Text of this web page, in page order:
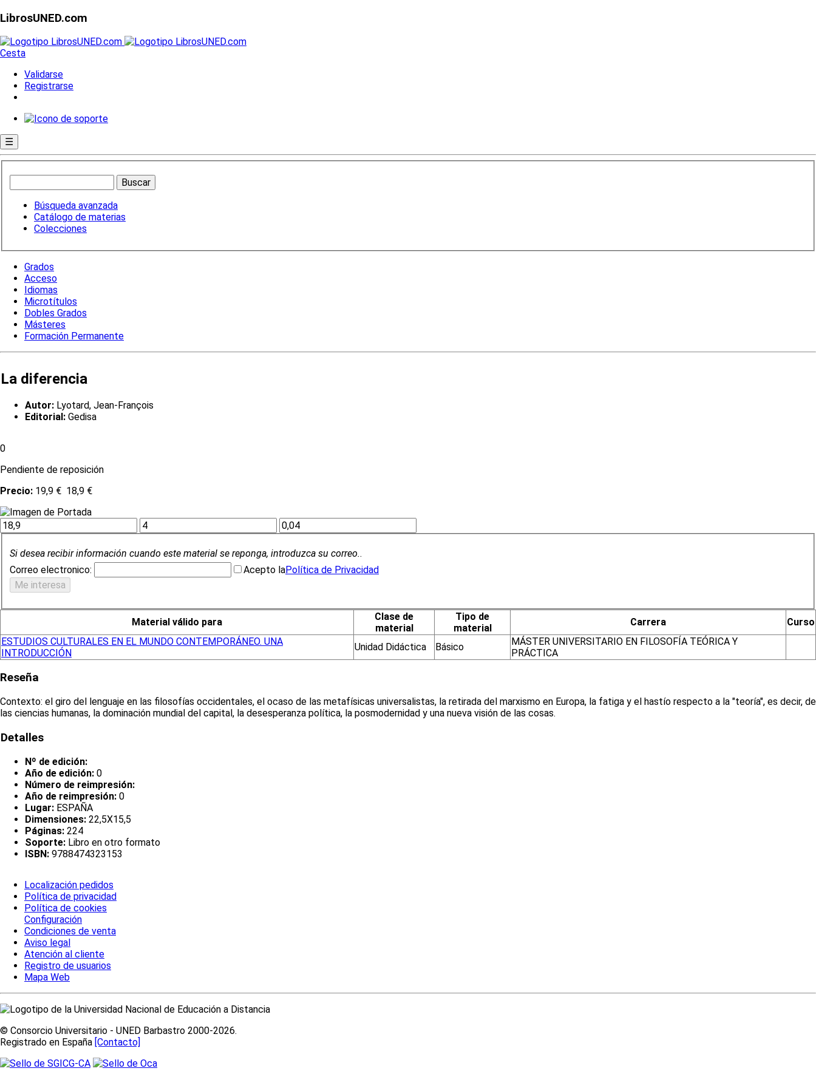
LibrosUNED.com
Cesta
Validarse
Registrarse
☰
Búsqueda avanzada
Catálogo de materias
Colecciones
Grados
Acceso
Idiomas
Microtítulos
Dobles Grados
Másteres
Formación Permanente
La diferencia
Autor: Lyotard, Jean-François
Editorial: Gedisa
0
Pendiente de reposición
Precio: 19,9 € 18,9 €
Si desea recibir información cuando este material se reponga, introduzca su correo..
Correo electronico:
Acepto laPolítica de Privacidad
Material válido para
Clase de
material
Tipo de
material
Carrera
Curso
ESTUDIOS CULTURALES EN EL MUNDO CONTEMPORÁNEO. UNA
INTRODUCCIÓN
Unidad Didáctica Básico
MÁSTER UNIVERSITARIO EN FILOSOFÍA TEÓRICA Y
PRÁCTICA
Reseña
Contexto: el giro del lenguaje en las filosofías occidentales, el ocaso de las metafísicas universalistas, la retirada del marxismo en Europa, la fatiga y el hastío respecto a la "teoría", es decir, de
las ciencias humanas, la dominación mundial del capital, la desesperanza política, la posmodernidad y una nueva visión de las cosas.
Detalles
Nº de edición:
Año de edición: 0
Número de reimpresión:
Año de reimpresión: 0
Lugar: ESPAÑA
Dimensiones: 22,5X15,5
Páginas: 224
Soporte: Libro en otro formato
ISBN: 9788474323153
Localización pedidos
Política de privacidad
Política de cookies
Configuración
Condiciones de venta
Aviso legal
Atención al cliente
Registro de usuarios
Mapa Web
© Consorcio Universitario - UNED Barbastro 2000-2026.
Registrado en España [Contacto]